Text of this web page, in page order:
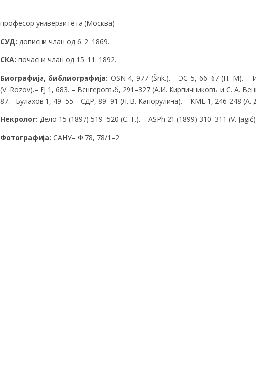
професор универзитета (Москва)
СУД: дописни члан од 6. 2. 1869.
СКА: почасни члан од 15. 11. 1892.
Биографија, библиографија: OSN 4, 977 (Šnk.). – ЭС 5, 66–67 (П. М). –
(V. Rozov).– EJ 1, 683. – Венгеровъб, 291–327 (А.И. Кирпичниковъ и С. А.
87.– Булахов 1, 49–55.– СДР, 89–91 (Л. В. Капорулина). – КМЕ 1, 246-248 (А.
Некролог: Дело 15 (1897) 519–520 (С. Т.). – ASPh 21 (1899) 310–311 (V. Jagić)
Фотографија: САНУ– Ф 78, 78/1–2